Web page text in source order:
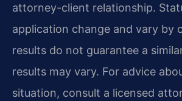
attorney-client relationship.
application change and vary by
results do not guarantee a
results may vary. For advice
situation, consult a licensed